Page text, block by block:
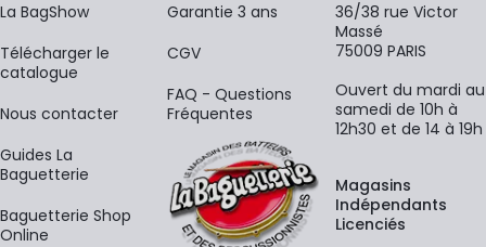
La BagShow
​Télécharger le
catalogue
Nous contacter
Guides La
Baguetterie
Baguetterie Shop
Online
Garantie 3 ans
CGV
FAQ - Questions
Fréquentes
36/38 rue Victor
Massé
75009 PARIS
Ouvert du mardi au
samedi de 10h à
12h30 et de 14 à 19h
Magasins
Indépendants
Licenciés